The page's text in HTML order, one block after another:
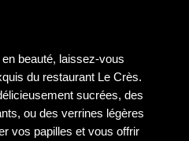
beauté, laissez-vous
du restaurant Le Crès.
sucrées, des
ou des verrines légères
vos papilles et vous offrir